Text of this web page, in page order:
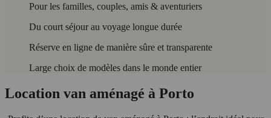
Pour les familles, couples, amis & aventuriers
Du court séjour au voyage longue durée
Réserve en ligne de manière sûre et transparente
Large choix de modèles dans le monde entier
Location van aménagé à Porto